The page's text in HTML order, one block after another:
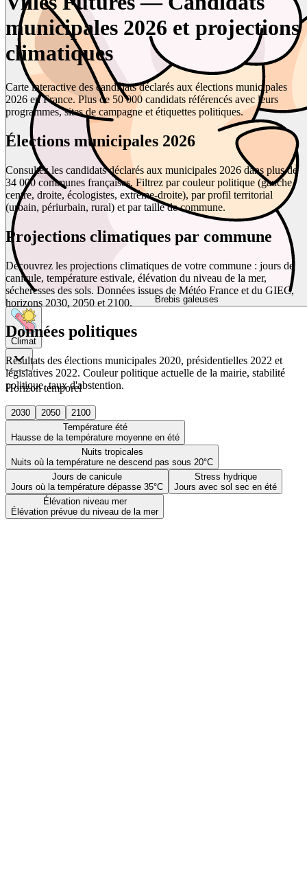
Brebis galeuses
Climat
Horizon temporel
2030 2050
2100
Température été
Hausse de la température moyenne en été
Nuits tropicales
Nuits où la température ne descend pas sous 20°C
Jours de canicule
Jours où la température dépasse 35°C
Stress hydrique
Jours avec sol sec en été
Élévation niveau mer
Élévation prévue du niveau de la mer
municipales 2026 et projections
climatiques
Carte interactive des candidats déclarés aux élections municipales
2026 en France. Plus de 50 000 candidats référencés avec leurs
programmes, sites de campagne et étiquettes politiques.
Élections municipales 2026
Consultez les candidats déclarés aux municipales 2026 dans plus de
34 000 communes françaises. Filtrez par couleur politique (gauche,
centre, droite, écologistes, extrême-droite), par profil territorial
(urbain, périurbain, rural) et par taille de commune.
Projections climatiques par commune
Découvrez les projections climatiques de votre commune : jours de
canicule, température estivale, élévation du niveau de la mer,
sécheresses des sols. Données issues de Météo France et du GIEC,
horizons 2030, 2050 et 2100.
Données politiques
Résultats des élections municipales 2020, présidentielles 2022 et
législatives 2022. Couleur politique actuelle de la mairie, stabilité
politique, taux d'abstention.